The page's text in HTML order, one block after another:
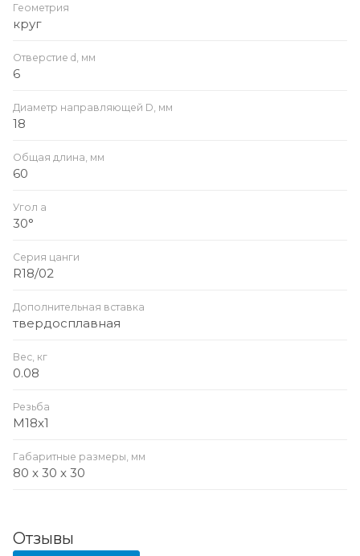
Геометрия
круг
Отверстие d, мм
6
Диаметр направляющей D, мм
18
Общая длина, мм
60
Угол a
30°
Серия цанги
R18/02
Дополнительная вставка
твердосплавная
Вес, кг
0.08
Резьба
M18x1
Габаритные размеры, мм
80 x 30 x 30
Отзывы